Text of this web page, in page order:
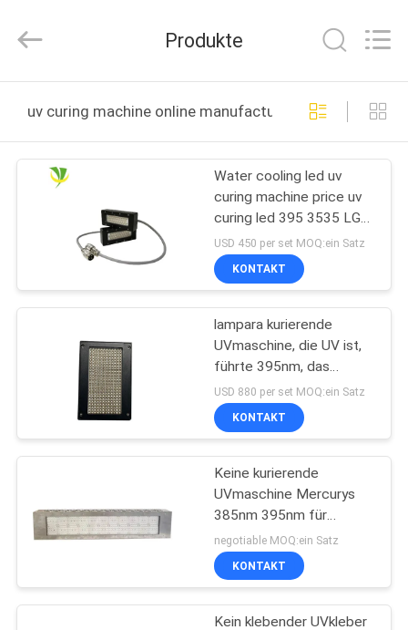
PRODUKTE
FABRIK-
AUSFLUG
QUALITÄTSKONTROLLE
TRETEN
MIT
UNS
VERBINDUNG
Electronics
Rights
Produkte
uv curing machine online manufacture
Water cooling led uv
curing machine price uv
curing led 395 3535 LG
chips high power 200w
250w 300w uv curing
machine
USD 450 per set MOQ:ein Satz
KONTAKT
lampara kurierende
UVmaschine, die UV ist,
führte 395nm, das
UVtrockner für Siebdruck
druckt
USD 880 per set MOQ:ein Satz
KONTAKT
Keine kurierende
UVmaschine Mercurys
385nm 395nm für
schmales Netz
negotiable MOQ:ein Satz
KONTAKT
Kein klebender UVkleber